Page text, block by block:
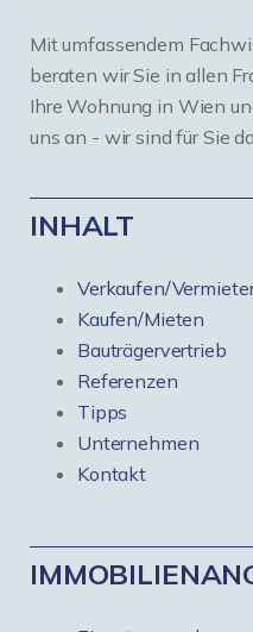
Mit umfassendem
beraten wir Sie in allen
Ihre Wohnung in Wien
uns an - wir sind für Sie
INHALT
Verkaufen/
Kaufen/Mieten
Bauträgervertrieb
Referenzen
Tipps
Unternehmen
Kontakt